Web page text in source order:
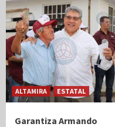
ALTAMIRA ESTATAL
Garantiza Armando